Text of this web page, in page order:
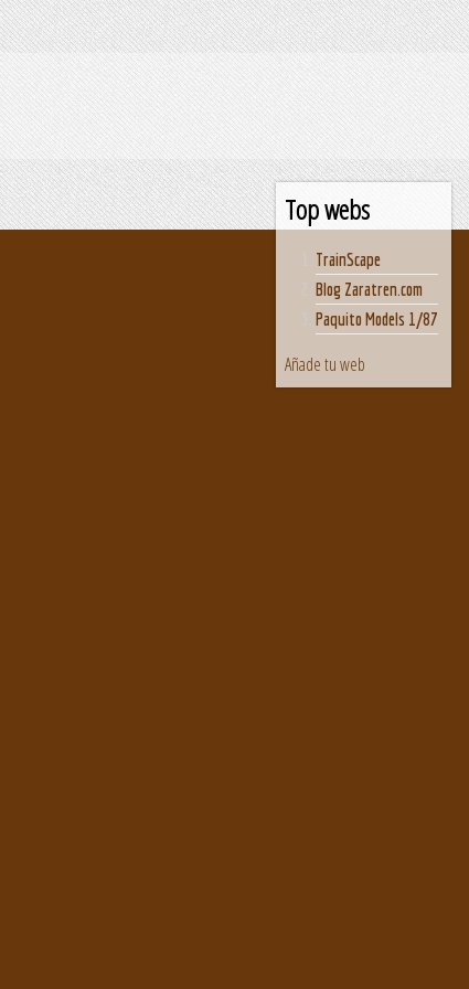
Top webs
TrainScape
Blog Zaratren.com
Paquito Models 1/87
Añade tu web